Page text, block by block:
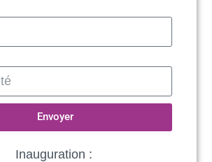
Envoyer
Inauguration :